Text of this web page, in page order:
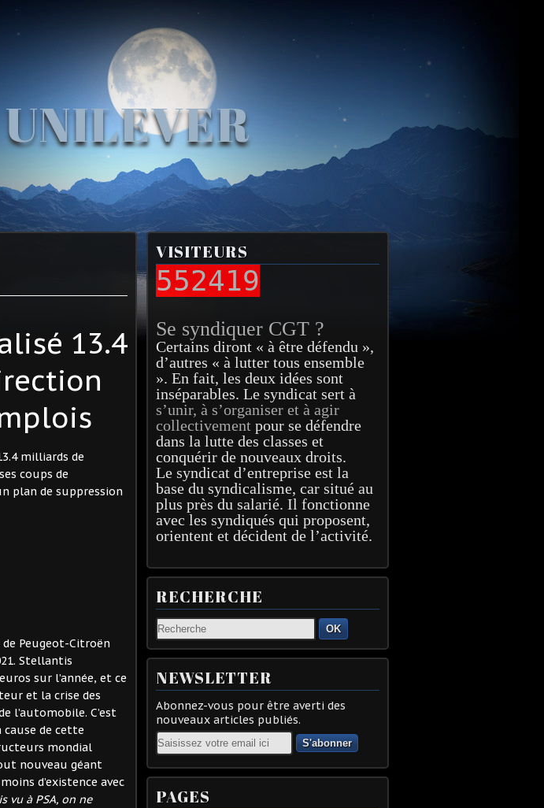
13.4
milliards de
coups de
plan de suppression
Peugeot-Citroën
Stellantis
sur l’année, et ce
et la crise des
l’automobile. C’est
de cette
mondial
nouveau géant
d’existence avec
vu à PSA, on ne
VISITEURS
552419
Se syndiquer CGT ?
Certains diront « à être défendu »,
d’autres « à lutter tous ensemble
». En fait, les deux idées sont
inséparables. Le syndicat sert à
s’unir, à s’organiser et à agir
collectivement pour se défendre
dans la lutte des classes et
conquérir de nouveaux droits.
Le syndicat d’entreprise est la
base du syndicalisme, car situé au
plus près du salarié. Il fonctionne
avec les syndiqués qui proposent,
orientent et décident de l’activité.
RECHERCHE
OK
NEWSLETTER
Abonnez-vous pour être averti des
nouveaux articles publiés.
Email
PAGES